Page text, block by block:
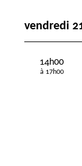
vendredi
14h00
à 17h00